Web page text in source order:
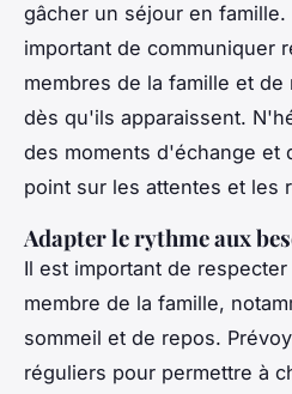
gâcher un séjour en
important de communiquer
membres de la famille et
dès qu'ils apparaissent.
des moments d'échange et
point sur les attentes et les
Adapter le rythme aux
Il est important de
membre de la famille,
sommeil et de repos.
réguliers pour permettre à